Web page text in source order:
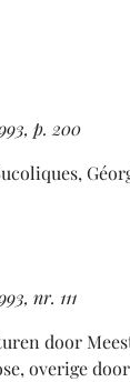
p. 200
nr. 111
door
overige